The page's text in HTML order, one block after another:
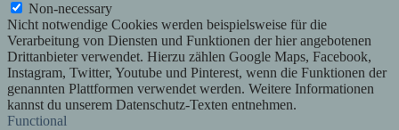
Non-necessary
Nicht notwendige Cookies werden beispielsweise für die
Verarbeitung von Diensten und Funktionen der hier angebotenen
Drittanbieter verwendet. Hierzu zählen Google Maps, Facebook,
Instagram, Twitter, Youtube und Pinterest, wenn die Funktionen der
genannten Plattformen verwendet werden. Weitere Informationen
kannst du unserem Datenschutz-Texten entnehmen.
Functional